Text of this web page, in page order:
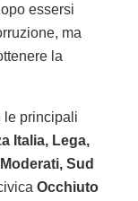
essersi
ma
la
le principali
Italia, Lega,
Sud
Occhiuto